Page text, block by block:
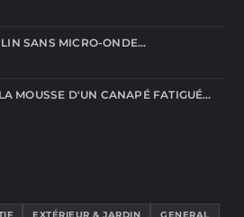
SANS MICRO-ONDE…
MOUSSE D'UN CANAPÉ FATIGUÉ…